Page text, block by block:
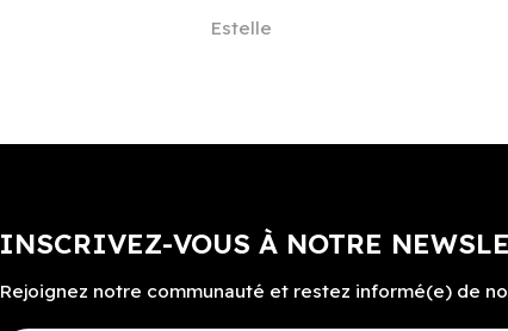
Estelle
INSCRIVEZ-VOUS À NOTRE
Rejoignez notre communauté et restez informé(e) de